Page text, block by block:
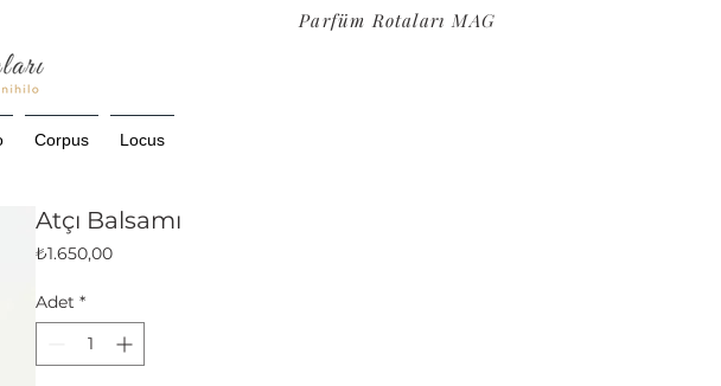
Parfüm Rotaları MAG
Corpus Locus
Atçı Balsamı
₺1.650,00Fiyat
Adet *